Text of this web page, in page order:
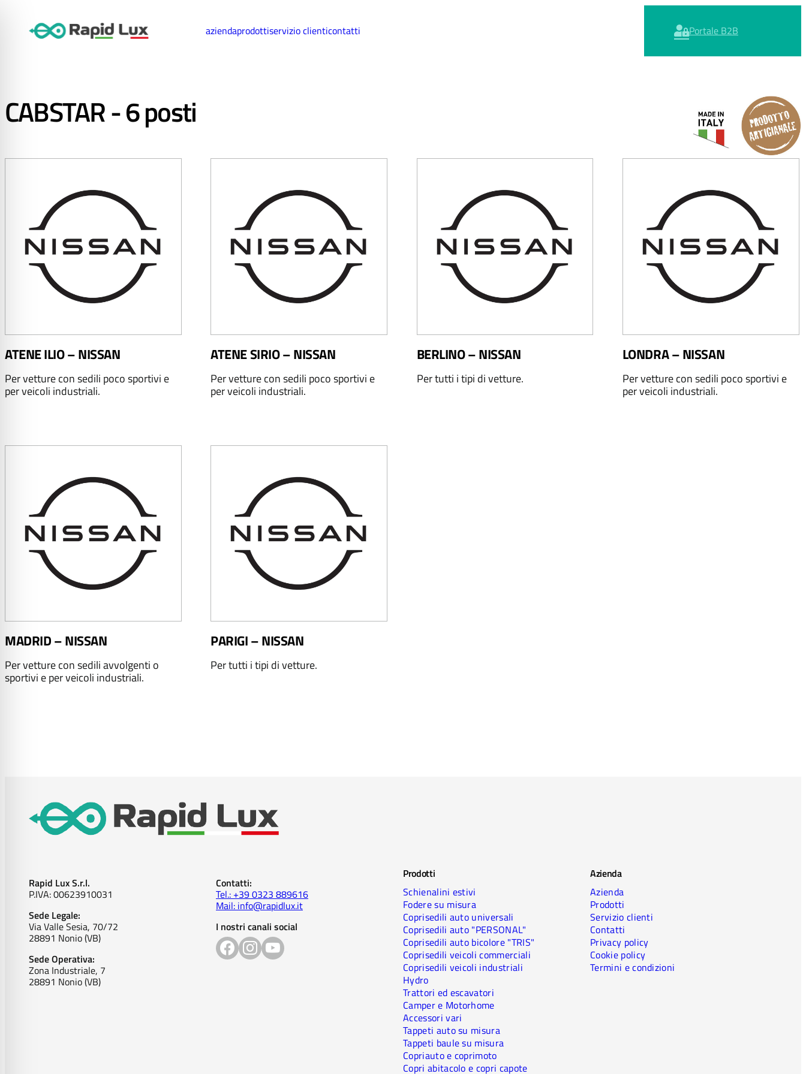
aziendaprodottiservizio clienticontatti Portale B2B
CABSTAR - 6 posti
ATENE ILIO – NISSAN
Per vetture con sedili poco sportivi e
per veicoli industriali.
ATENE SIRIO – NISSAN
Per vetture con sedili poco sportivi e
per veicoli industriali.
BERLINO – NISSAN
Per tutti i tipi di vetture.
LONDRA – NISSAN
Per vetture con sedili poco sportivi e
per veicoli industriali.
MADRID – NISSAN
Per vetture con sedili avvolgenti o
sportivi e per veicoli industriali.
PARIGI – NISSAN
Per tutti i tipi di vetture.
Rapid Lux S.r.l.
P.IVA: 00623910031
Sede Legale:
Via Valle Sesia, 70/72
28891 Nonio (VB)
Sede Operativa:
Zona Industriale, 7
28891 Nonio (VB)
Contatti:
Tel.: +39 0323 889616
Mail: info@rapidlux.it
I nostri canali social
Prodotti
Schienalini estivi
Fodere su misura
Coprisedili auto universali
Coprisedili auto "PERSONAL"
Coprisedili auto bicolore "TRIS"
Coprisedili veicoli commerciali
Coprisedili veicoli industriali
Hydro
Trattori ed escavatori
Camper e Motorhome
Accessori vari
Tappeti auto su misura
Tappeti baule su misura
Copriauto e coprimoto
Copri abitacolo e copri capote
Azienda
Azienda
Prodotti
Servizio clienti
Contatti
Privacy policy
Cookie policy
Termini e condizioni